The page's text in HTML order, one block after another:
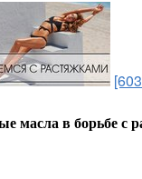
масла в борьбе с